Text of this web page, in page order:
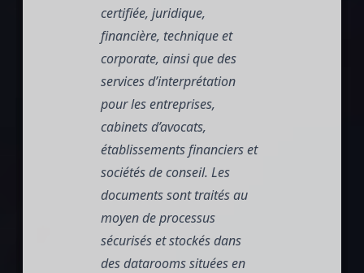
certifiée, juridique,
financière, technique et
corporate, ainsi que des
services d’interprétation
pour les entreprises,
cabinets d’avocats,
établissements financiers et
sociétés de conseil. Les
documents sont traités au
moyen de processus
sécurisés et stockés dans
des datarooms situées en